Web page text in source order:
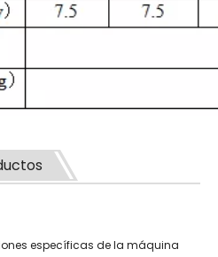
específicas de la máquina